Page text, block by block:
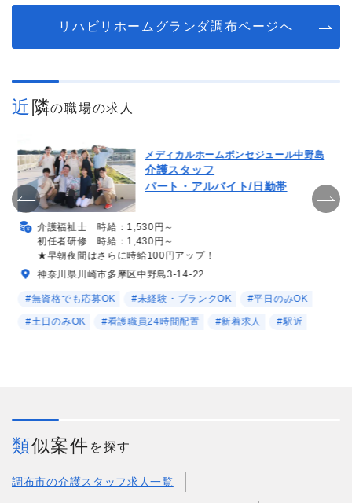
リハビリホームグランダ調布ページへ
近隣の職場の求人
メディカルホームボンセジュール中野島
介護スタッフ
パート・アルバイト/日勤帯
介護福祉士 時給：1,530円～
初任者研修 時給：1,430円～
★早朝夜間はさらに時給100円アップ！
神奈川県川崎市多摩区中野島3-14-22
#無資格でも応募OK #未経験・ブランクOK #平日のみOK
#土日のみOK #看護職員24時間配置 #新着求人 #駅近
類似案件 を探す
調布市の介護スタッフ求人一覧